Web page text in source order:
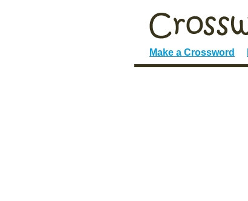
Make a Crossword